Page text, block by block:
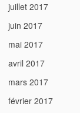
juillet 2017
juin 2017
mai 2017
avril 2017
mars 2017
février 2017